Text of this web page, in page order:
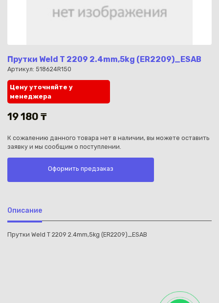
Прутки Weld T 2209 2.4mm,5kg (ER2209)_ESAB
Артикул: 518624R150
Цену уточняйте у
менеджера
19 180 ₸
К сожалению данного товара нет в наличии, вы можете оставить
заявку и мы сообщим о поступлении.
Оформить предзаказ
Описание
Прутки Weld T 2209 2.4mm,5kg (ER2209)_ESAB